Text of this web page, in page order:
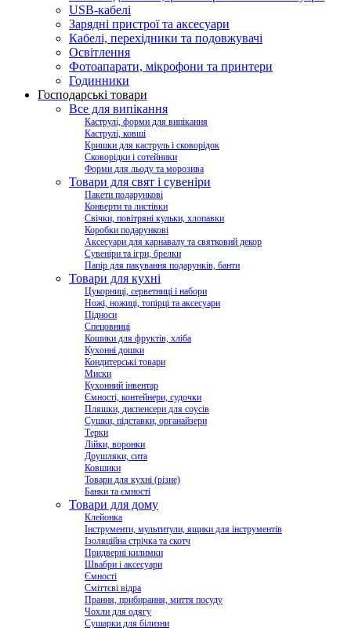
USB-кабелі
Зарядні пристрої та аксесуари
Кабелі, перехідники та подовжувачі
Освітлення
Фотоапарати, мікрофони та принтери
Годинники
Господарські товари
Все для випікання
Каструлі, форми для випікання
Каструлі, ковші
Кришки для каструль і сковорідок
Сковорідки і сотейники
Форми для льоду та морозива
Товари для свят і сувеніри
Пакети подарункові
Конверти та листівки
Свічки, повітряні кульки, хлопавки
Коробки подарункові
Аксесуари для карнавалу та святковий декор
Сувеніри та ігри, брелки
Папір для пакування подарунків, банти
Товари для кухні
Цукорниці, серветниці і набори
Ножі, ножиці, топірці та аксесуари
Підноси
Спецовниці
Кошики для фруктів, хліба
Кухонні дошки
Кондитерські товари
Миски
Кухонний інвентар
Ємності, контейнери, судочки
Пляшки, диспенсери для соусів
Сушки, підставки, органайзери
Терки
Лійки, воронки
Друшляки, сита
Ковшики
Товари для кухні (різне)
Банки та ємності
Товари для дому
Клейонка
Інструменти, мультитули, ящики для інструментів
Ізоляційна стрічка та скотч
Придверні килимки
Швабри і аксесуари
Ємності
Сміттєві відра
Прання, прибирання, миття посуду
Чохли для одягу
Сушарки для білизни